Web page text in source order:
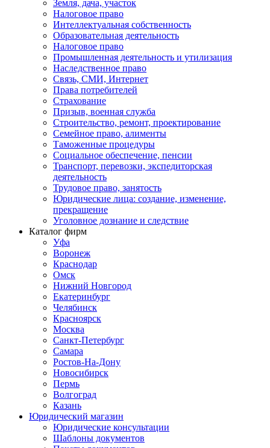
Земля, дача, участок
Налоговое право
Интеллектуальная собственность
Образовательная деятельность
Налоговое право
Промышленная деятельность и утилизация
Наследственное право
Связь, СМИ, Интернет
Права потребителей
Страхование
Призыв, военная служба
Строительство, ремонт, проектирование
Семейное право, алименты
Таможенные процедуры
Социальное обеспечение, пенсии
Транспорт, перевозки, экспедиторская
деятельность
Трудовое право, занятость
Юридические лица: создание, изменение,
прекращение
Уголовное дознание и следствие
Каталог фирм
Уфа
Воронеж
Краснодар
Омск
Нижний Новгород
Екатеринбург
Челябинск
Красноярск
Москва
Санкт-Петербург
Самара
Ростов-На-Дону
Новосибирск
Пермь
Волгоград
Казань
Юридический магазин
Юридические консультации
Шаблоны документов